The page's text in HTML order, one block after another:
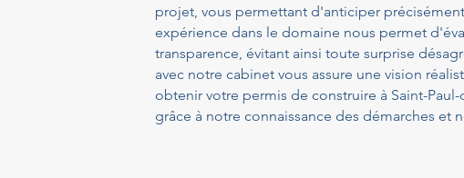
projet, vous permettant d'anticiper
expérience dans le domaine nous permet
transparence, évitant ainsi toute surprise
avec notre cabinet vous assure une vision
obtenir votre permis de construire à Saint-
grâce à notre connaissance des démarches et